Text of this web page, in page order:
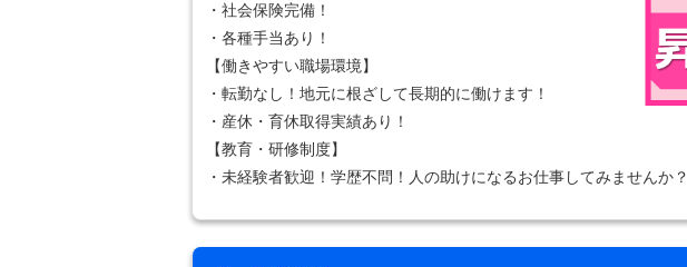
・社会保険完備！
・各種手当あり！
【働きやすい職場環境】
・転勤なし！地元に根ざして長期的に働けます！
・産休・育休取得実績あり！
【教育・研修制度】
・未経験者歓迎！学歴不問！人の助けになるお仕事してみませんか？